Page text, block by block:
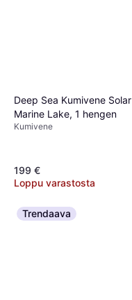
Deep Sea Kumivene Solar
Marine Lake, 1 hengen
Kumivene
199 €
Loppu varastosta
Trendaava